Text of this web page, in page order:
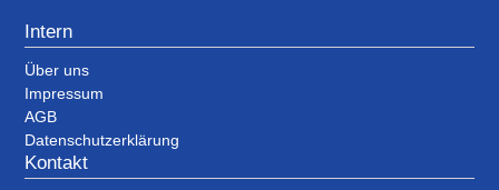
Intern
Über uns
Impressum
AGB
Datenschutzerklärung
Kontakt